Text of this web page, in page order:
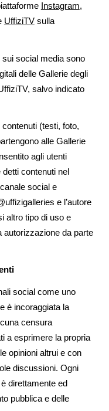
Instagram,
UffiziTVsulla
social media sono
delle Gallerie degli
salvo indicato
(testi, foto,
alle Gallerie
agli utenti
contenuti nel
social e
e l’autore
altro tipo di uso e
autorizzazione da parte
social come uno
è incoraggiata la
censura
a esprimere la propria
opinioni altrui e con
discussioni. Ogni
direttamente ed
pubblica e delle